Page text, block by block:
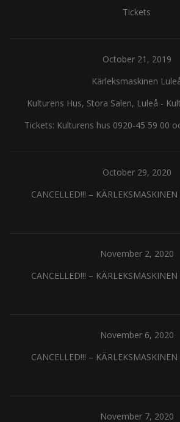
Tickets
October 21, 2019
Kärleksmaskinen
Kulturens Hus, Stora Salen, Luleå -
Tickets: Kulturens hus 0920-45 59 00
October 29, 2020
CANCELLED!!! –
November 2, 2020
CANCELLED!!! –
November 6, 2020
CANCELLED!!! –
November 7, 2020